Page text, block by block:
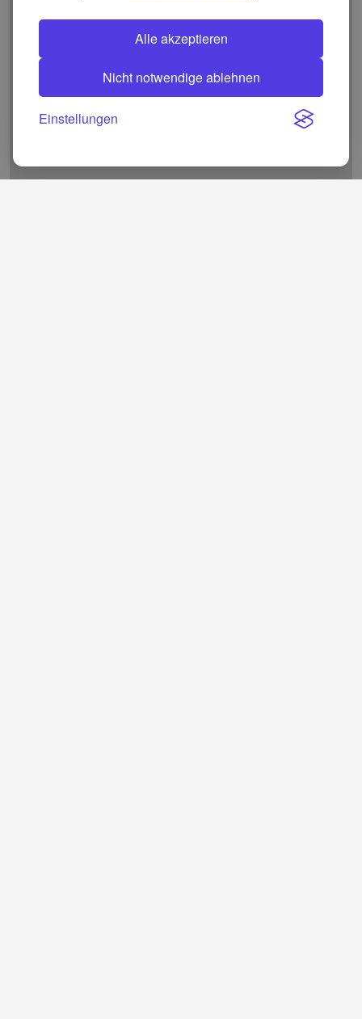
Alle akzeptieren
Nicht notwendige ablehnen
Einstellungen